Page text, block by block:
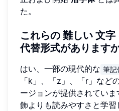
た。
これらの 難しい 文字
代替形式があります
はい、一部の現代的な 筆記
「k」、「z」、「r」など
ージョンが提供されてい
飾よりも読みやすさと学